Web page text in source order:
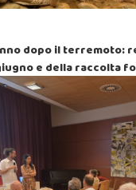
dopo il terremoto:
e della raccolta